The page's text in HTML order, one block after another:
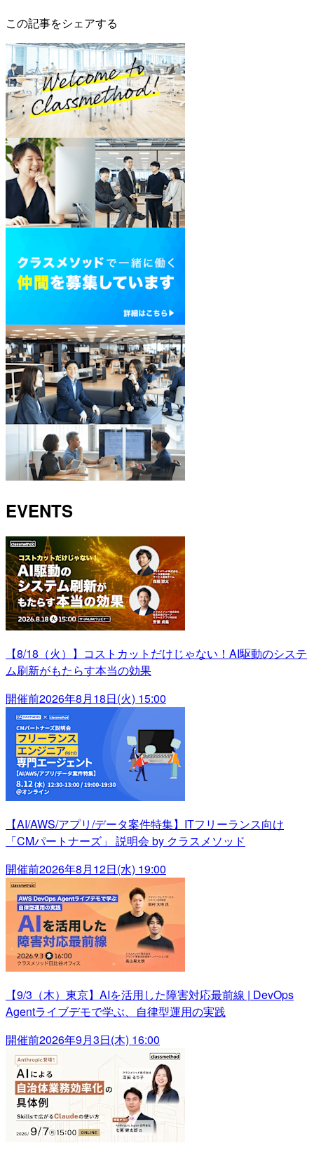
この記事をシェアする
EVENTS
【8/18（火）】コストカットだけじゃない！AI駆動のシステ
ム刷新がもたらす本当の効果
開催前2026年8月18日(火) 15:00
【AI/AWS/アプリ/データ案件特集】ITフリーランス向け
「CMパートナーズ」 説明会 by クラスメソッド
開催前2026年8月12日(水) 19:00
【9/3（木）東京】AIを活用した障害対応最前線 | DevOps
Agentライブデモで学ぶ、自律型運用の実践
開催前2026年9月3日(木) 16:00